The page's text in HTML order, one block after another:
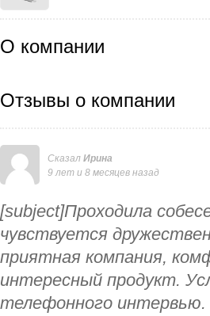
О компании
Отзывы о компании
Сказал Ирина
9 лет и 8 месяцев назад
[subject]Проходила
чувствуется
приятная компания,
интересный продукт.
телефонного интервью.